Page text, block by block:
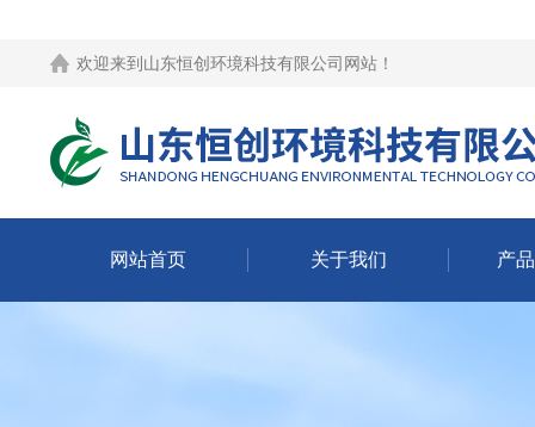
欢迎来到 山东恒创环境科技有限公司网站 ！
网站首页 关于我们 产